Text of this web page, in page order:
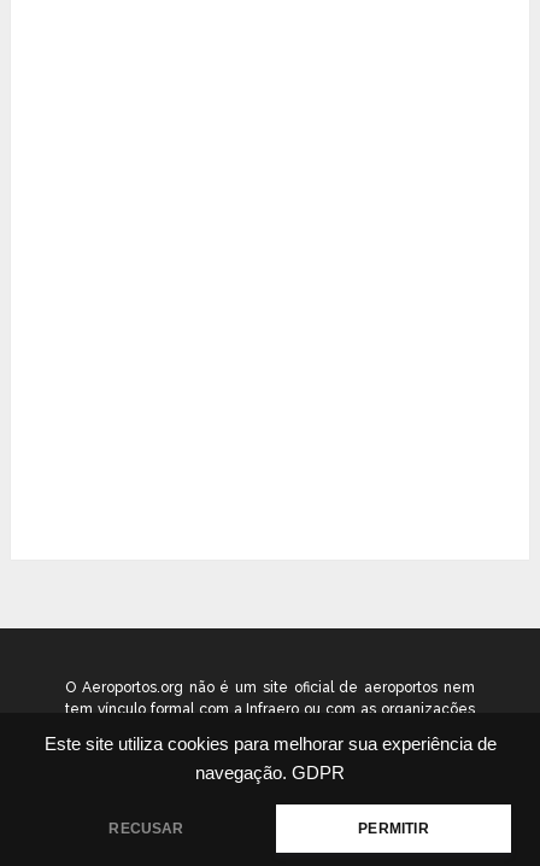
Este site utiliza cookies para melhorar sua experiência de
navegação. GDPR
RECUSAR PERMITIR
O Aeroportos.org não é um site oficial de aeroportos nem
tem vínculo formal com a Infraero ou com as organizações
como um guia independente de informação voltado ao
público geral. © 2026 aeroportos.org – Todos os direitos